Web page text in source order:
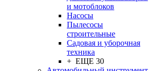
и мотоблоков
Насосы
Пылесосы
строительные
Садовая и уборочная
техника
+ ЕЩЕ 30